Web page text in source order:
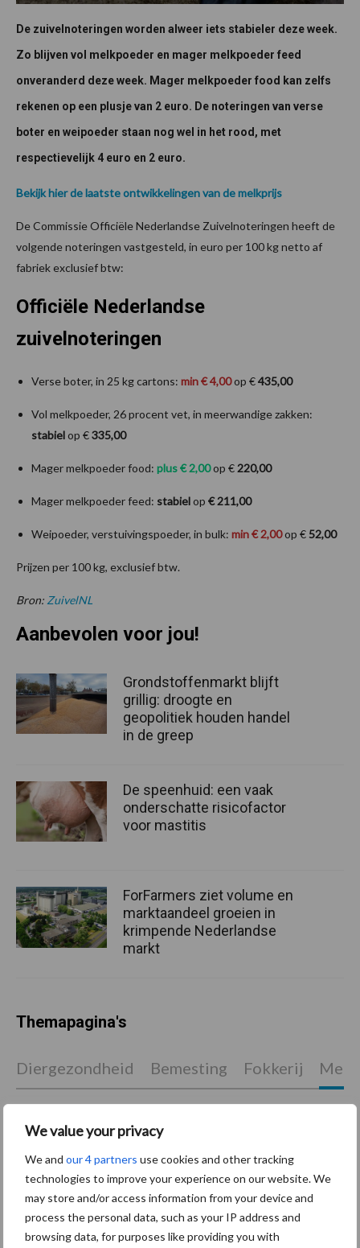
We value your privacy
We and our 4 partners use cookies and other tracking
technologies to improve your experience on our website. We
may store and/or access information from your device and
process the personal data, such as your IP address and
browsing data, for purposes like providing you with
De zuivelnoteringen worden alweer iets stabieler deze week.
Zo blijven vol melkpoeder en mager melkpoeder feed
onveranderd deze week. Mager melkpoeder food kan zelfs
rekenen op een plusje van 2 euro. De noteringen van verse
boter en weipoeder staan nog wel in het rood, met
respectievelijk 4 euro en 2 euro.
Bekijk hier de laatste ontwikkelingen van de melkprijs
De Commissie Officiële Nederlandse Zuivelnoteringen heeft de
volgende noteringen vastgesteld, in euro per 100 kg netto af
fabriek exclusief btw:
Officiële Nederlandse
zuivelnoteringen
Verse boter, in 25 kg cartons: min € 4,00op €435,00
Vol melkpoeder, 26 procent vet, in meerwandige zakken:
stabielop €335,00
Mager melkpoeder food: plus € 2,00op € 220,00
Mager melkpoeder feed: stabielop € 211,00
Weipoeder, verstuivingspoeder, in bulk: min € 2,00op €52,00
Prijzen per 100 kg, exclusief btw.
Bron: ZuivelNL
Aanbevolen voor jou!
Grondstoffenmarkt blijft
grillig: droogte en
geopolitiek houden handel
in de greep
De speenhuid: een vaak
onderschatte risicofactor
voor mastitis
ForFarmers ziet volume en
marktaandeel groeien in
krimpende Nederlandse
markt
Themapagina's
Diergezondheid Bemesting Fokkerij
Bedrijfsnieuws
Ligbox &
Voerhekken